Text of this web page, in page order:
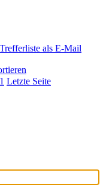
Trefferliste als E-Mail
Letzte Seite